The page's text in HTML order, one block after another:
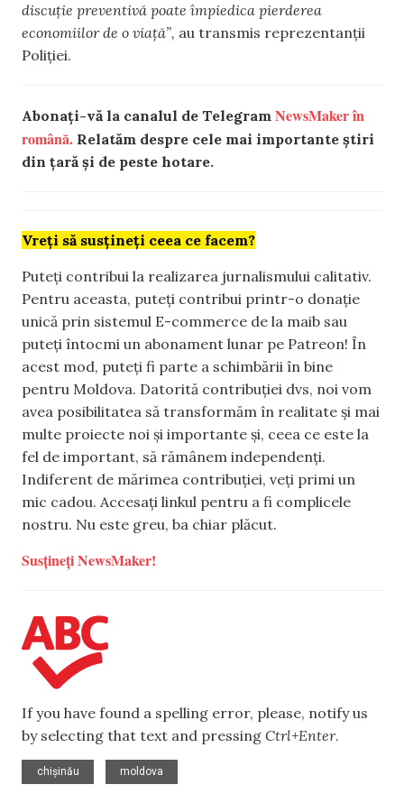
discuție preventivă poate împiedica pierderea
economiilor de o viață”, au transmis reprezentanții
Poliției.
Abonați-vă la canalul de Telegram NewsMaker în
română. Relatăm despre cele mai importante știri
din țară și de peste hotare.
Vreți să susțineți ceea ce facem?
Puteți contribui la realizarea jurnalismului calitativ.
Pentru aceasta, puteți contribui printr-o donație
unică prin sistemul E-commerce de la maib sau
puteți întocmi un abonament lunar pe Patreon! În
acest mod, puteți fi parte a schimbării în bine
pentru Moldova. Datorită contribuției dvs, noi vom
avea posibilitatea să transformăm în realitate și mai
multe proiecte noi și importante și, ceea ce este la
fel de important, să rămânem independenți.
Indiferent de mărimea contribuției, veți primi un
mic cadou. Accesați linkul pentru a fi complicele
nostru. Nu este greu, ba chiar plăcut.
Susțineți NewsMaker!
If you have found a spelling error, please, notify us
by selecting that text and pressing Ctrl+Enter.
chișinău
moldova